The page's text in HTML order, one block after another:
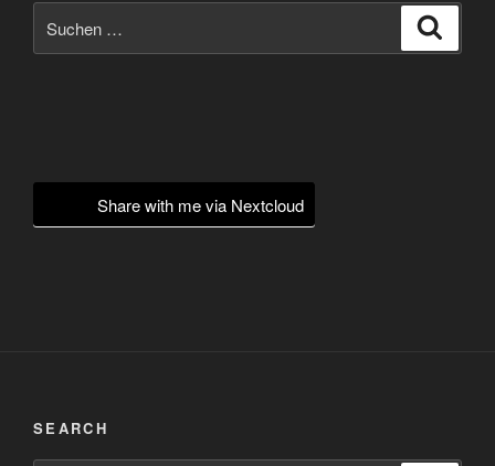
nach:
Share with me via Nextcloud
SEARCH